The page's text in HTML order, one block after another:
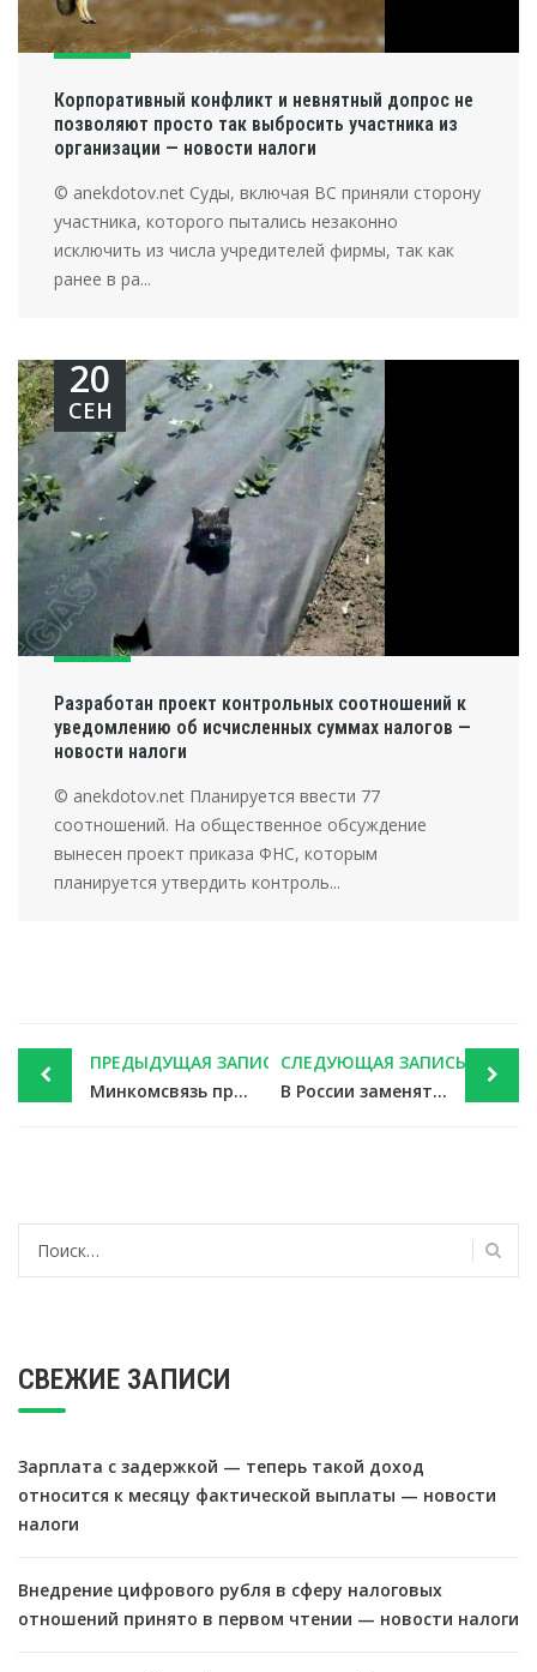
Корпоративный конфликт и невнятный допрос не
позволяют просто так выбросить участника из
организации — новости налоги
© anekdotov.net Суды, включая ВС приняли сторону
участника, которого пытались незаконно
исключить из числа учредителей фирмы, так как
ранее в ра...
Разработан проект контрольных соотношений к
уведомлению об исчисленных суммах налогов —
новости налоги
20
СЕН
© anekdotov.net Планируется ввести 77
соотношений. На общественное обсуждение
вынесен проект приказа ФНС, которым
планируется утвердить контроль...
Post
navigation
ПРЕДЫДУЩАЯ ЗАПИСЬ
Минкомсвязь предупредила о мошенничестве при переходе на «цифру» — новости экономики
СЛЕДУЮЩАЯ ЗАПИСЬ
В России заменят ветхие лифты — новости экономики
СВЕЖИЕ ЗАПИСИ
Зарплата с задержкой — теперь такой доход
относится к месяцу фактической выплаты — новости
налоги
Внедрение цифрового рубля в сферу налоговых
отношений принято в первом чтении — новости налоги